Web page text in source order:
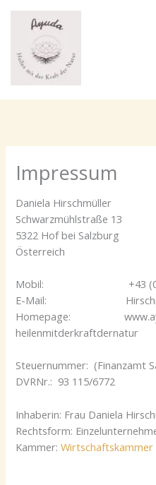
Impressum
Daniela Hirschmüller
Schwarzmühlstraße 13
5322 Hof bei Salzburg
Österreich
Mobil: +43 (0)
E-Mail:
Homepage:
heilenmitderkraftdernatur
Steuernummer: (Finanzamt
DVRNr.: 93 115/6772
Inhaberin: Frau Daniela
Rechtsform:
Kammer:Wirtschaftskammer